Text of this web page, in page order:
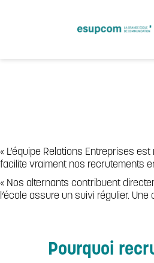
« L’équipe Relations Entreprises
facilite vraiment nos recrutements
« Nos alternants contribuent
l’école assure un suivi régulier.
Pourquoi